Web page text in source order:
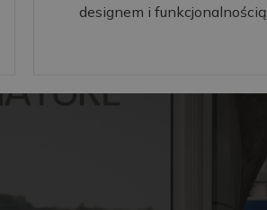
designem i funkcjonalnością.